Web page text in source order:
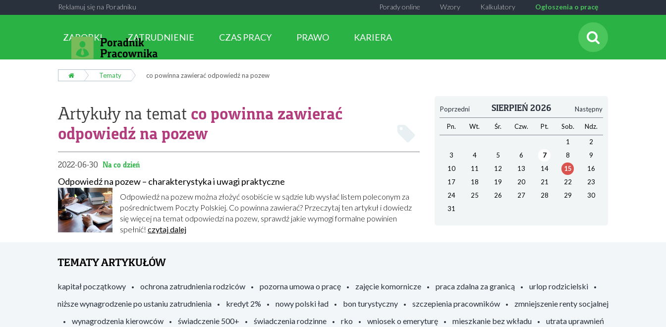
Reklamuj się na Poradniku Ogłoszenia o pracę
Kalkulatory
Wzory
Porady online
ZAROBKI ZATRUDNIENIE CZAS PRACY PRAWO KARIERA
Tematy co powinna zawierać odpowiedź na pozew
Artykuły na temat co powinna zawierać
odpowiedź na pozew
2022-06-30 Na co dzień
Odpowiedź na pozew – charakterystyka i uwagi praktyczne
Odpowiedź na pozew można złożyć osobiście w sądzie lub wysłać listem poleconym za
pośrednictwem Poczty Polskiej. Co powinna zawierać? Przeczytaj ten artykuł i dowiedz
się więcej na temat odpowiedzi na pozew, sprawdź jakie wymogi formalne powinien
spełnić! czytaj dalej
Poprzedni Następny
SIERPIEŃ 2026
Pn. Wt. Śr. Czw. Pt. Sob.
Ndz.
1
2
3
4 5 6 7 8
9
10
11 12 13 14 15
16
17
18 19 20 21 22
23
24
25 26 27 28 29
30
31
TEMATY ARTYKUŁÓW
kapitał początkowy ochrona zatrudnienia rodziców pozorna umowa o pracę zajęcie komornicze praca zdalna za granicą
urlop rodzicielski
niższe wynagrodzenie po ustaniu zatrudnienia
kredyt 2% nowy polski ład bon turystyczny szczepienia pracowników
zmniejszenie renty socjalnej
wynagrodzenia kierowców
świadczenie 500+ świadczenia rodzinne rko wniosek o emeryturę mieszkanie bez wkładu
utrata uprawnień